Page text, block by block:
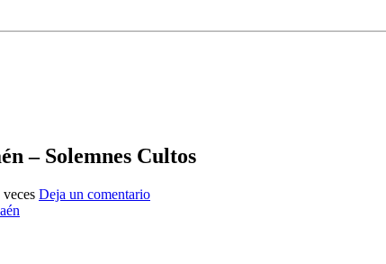
– Solemnes Cultos
Deja un comentario